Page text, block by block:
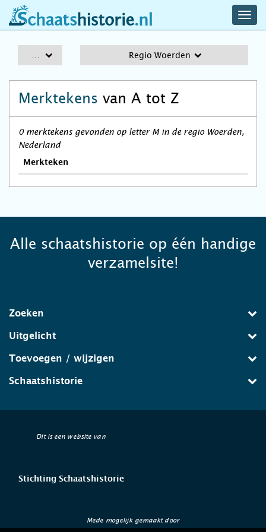
schaatshistorie.nl
Regio Woerden
Merktekens van A tot Z
0 merktekens gevonden op letter M in de regio Woerden,
Nederland
Merkteken
Alle schaatshistorie op één handige
verzamelsite!
Zoeken
Uitgelicht
Toevoegen / wijzigen
Schaatshistorie
Dit is een website van
Stichting Schaatshistorie
Mede mogelijk gemaakt door